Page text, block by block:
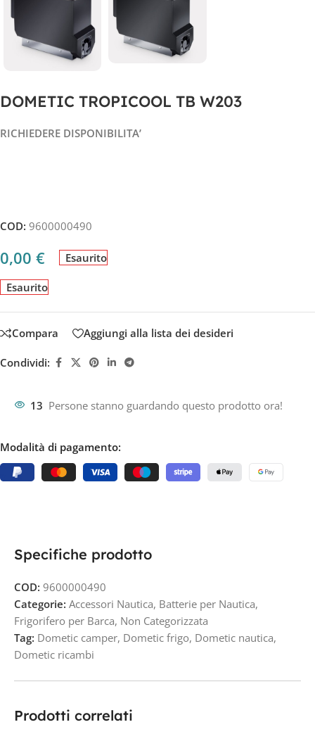
DOMETIC TROPICOOL TB W203
RICHIEDERE DISPONIBILITA’
COD: 9600000490
0,00 € Esaurito
Esaurito
Compara Aggiungi alla lista dei desideri
Condividi:
13 Persone stanno guardando questo prodotto ora!
Modalità di pagamento:
Specifiche prodotto
COD: 9600000490
Categorie: Accessori Nautica, Batterie per Nautica,
Frigorifero per Barca, Non Categorizzata
Tag: Dometic camper, Dometic frigo, Dometic nautica,
Dometic ricambi
Prodotti correlati